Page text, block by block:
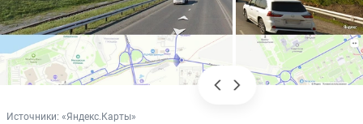
Источники: «Яндекс.Карты»